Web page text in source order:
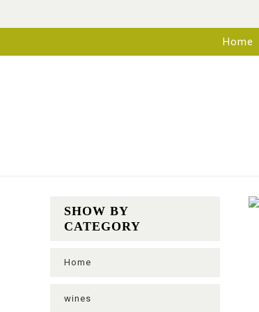
Home
SHOW BY
CATEGORY
Home
wines